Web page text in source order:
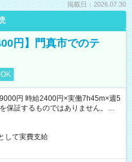
掲載日：2026.07.30
円】門真市でのテ
円 時給2400円×実働7h45m×週5
保証するものではありません。※給
利用条件有）
して実費支給